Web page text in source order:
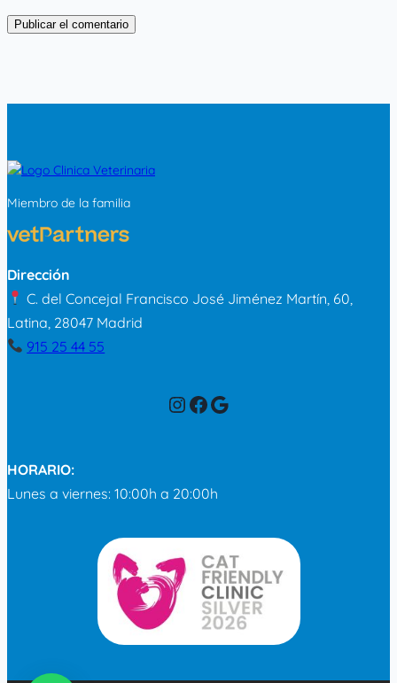
Miembro de la familia
Dirección
C. del Concejal Francisco José Jiménez Martín, 60,
Latina, 28047 Madrid
915 25 44 55
InstagramFacebook Google
HORARIO:
Lunes a viernes: 10:00h a 20:00h